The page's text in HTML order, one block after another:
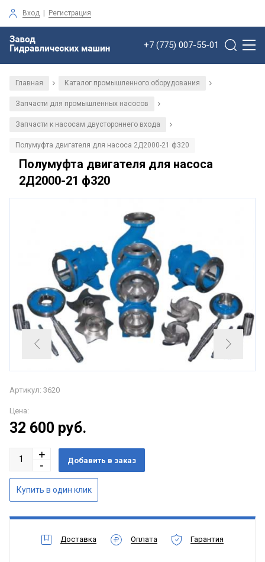
Вход | Регистрация
+7 (775) 007-55-01
Главная / Каталог промышленного оборудования /
Запчасти для промышленных насосов /
Запчасти к насосам двустороннего входа /
Полумуфта двигателя для насоса 2Д2000-21 ф320
Полумуфта двигателя для насоса
2Д2000-21 ф320
Артикул: 3620
Цена:
32 600 руб.
Доставка Оплата Гарантия